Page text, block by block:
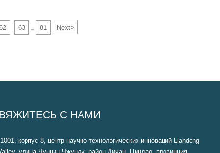
62 63 ... 81 Next>
С НАМИ
корпус 8, центр научно-технологических инноваций Liandong
улица Чунцин-Чжунлу, район Личан, Циндао, провинция